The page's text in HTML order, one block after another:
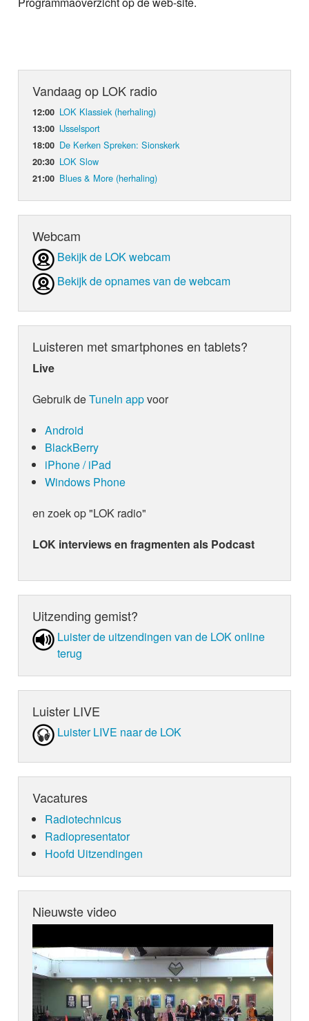
Vandaag op LOK radio
12:00 LOK Klassiek (herhaling)
13:00 IJsselsport
18:00 De Kerken Spreken: Sionskerk
20:30 LOK Slow
21:00 Blues & More (herhaling)
Webcam
Bekijk de LOK webcam
Bekijk de opnames van de webcam
Luisteren met smartphones en tablets?
Live
Gebruik deTuneIn appvoor
Android
BlackBerry
iPhone / iPad
Windows Phone
en zoek op "LOK radio"
LOK interviews en fragmenten als Podcast
Uitzending gemist?
Luister de uit­zen­din­gen van de LOK online
terug
Luister LIVE
Luister LIVE naar de LOK
Vacatures
Radiotechnicus
Radiopresentator
Hoofd Uitzendingen
Nieuwste video